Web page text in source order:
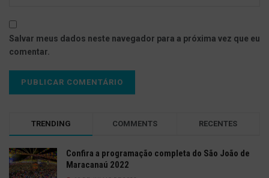
Salvar meus dados neste navegador para a próxima vez que eu
comentar.
TRENDING COMMENTS RECENTES
Confira a programação completa do São João de
Maracanaú 2022